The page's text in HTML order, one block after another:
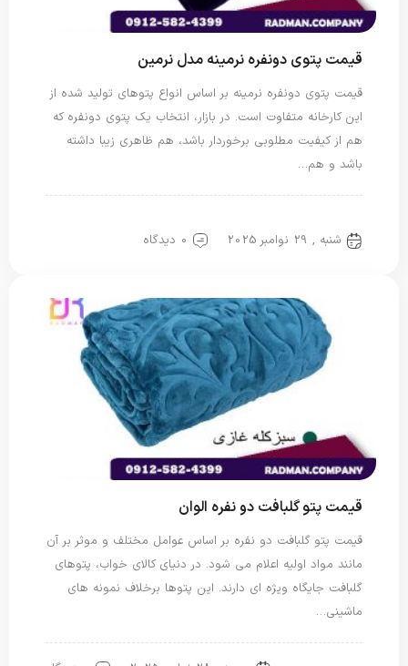
قیمت پتوی دونفره نرمینه مدل نرمین
قیمت پتوی دونفره نرمینه بر اساس انواع پتوهای تولید شده از
این کارخانه متفاوت است. در بازار، انتخاب یک پتوی دونفره که
هم از کیفیت مطلوبی برخوردار باشد، هم ظاهری زیبا داشته
باشد و هم…
شنبه , 29 نوامبر 2025 0 دیدگاه
قیمت پتو گلبافت دو نفره الوان
قیمت پتو گلبافت دو نفره بر اساس عوامل مختلف و موثر بر آن
مانند مواد اولیه اعلام می شود. در دنیای کالای خواب، پتوهای
گلبافت جایگاه ویژه ای دارند. این پتوها برخلاف نمونه های
ماشینی…